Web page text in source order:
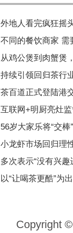
外地人看完疯狂摇
不同的餐饮商家 需
从鸡公煲到肉蟹煲
持续引领回归茶行
茶百道正式登陆港
互联网+明厨亮灶
56岁大家乐将“交
小龙虾市场回归理
多次表示“没有兴
以“让喝茶更酷”为
Copyright